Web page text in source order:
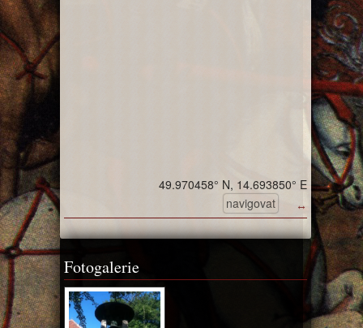
↔
49.970458° N, 14.693850° E
navigovat
Fotogalerie